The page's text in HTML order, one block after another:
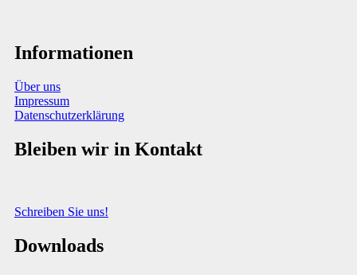
Informationen
Über uns
Impressum
Datenschutzerklärung
Bleiben wir in Kontakt
Schreiben Sie uns!
Downloads